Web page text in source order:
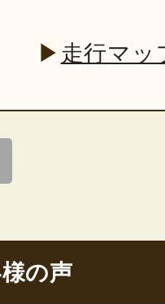
▶ 走行マッ
の声